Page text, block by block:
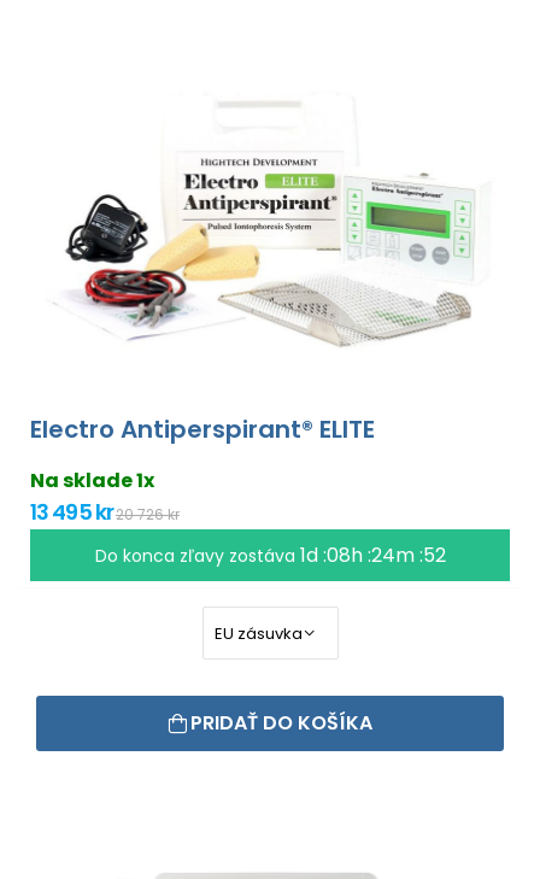
Electro Antiperspirant® ELITE
Na sklade 1x
13 495 kr20 726 kr
Do konca zľavy zostáva1d :08h :24m :51
PRIDAŤ DO KOŠÍKA